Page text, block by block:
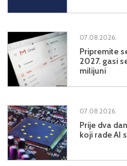
07.08.2026.
Pripremite
2027. gasi
milijuni
07.08.2026.
Prije dva
koji rade AI